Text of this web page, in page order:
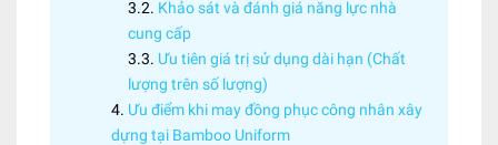
Khảo sát và đánh giá năng lực nhà
cung cấp
Ưu tiên giá trị sử dụng dài hạn (Chất
lượng trên số lượng)
Ưu điểm khi may đồng phục công nhân xây
dựng tại Bamboo Uniform